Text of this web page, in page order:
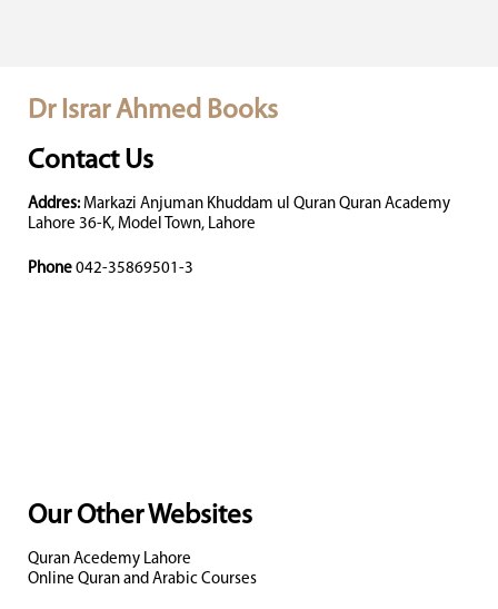
Dr Israr Ahmed Books
Contact Us
Addres: Markazi Anjuman Khuddam ul Quran Quran Academy
Lahore 36-K, Model Town, Lahore
Phone 042-35869501-3
Our Other Websites
Quran Acedemy Lahore
Online Quran and Arabic Courses